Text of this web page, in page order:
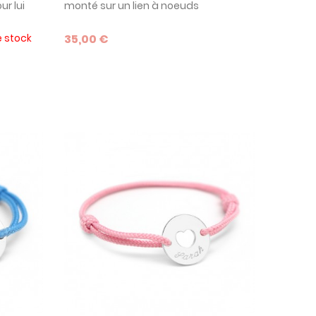
lui
de
stock
monté sur un lien à noeuds
collection Petits Trésors, il convient
aussi bien aux bébés comme cadeau
35,00 €